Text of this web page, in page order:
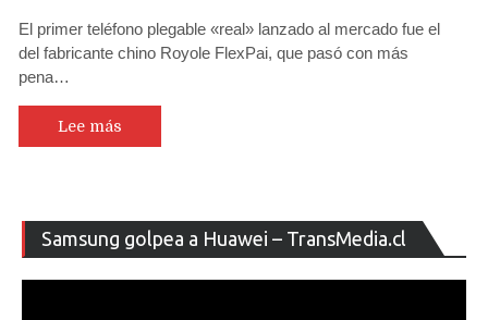
El primer teléfono plegable «real» lanzado al mercado fue el
del fabricante chino Royole FlexPai, que pasó con más
pena…
Lee más
Samsung golpea a Huawei – TransMedia.cl
de